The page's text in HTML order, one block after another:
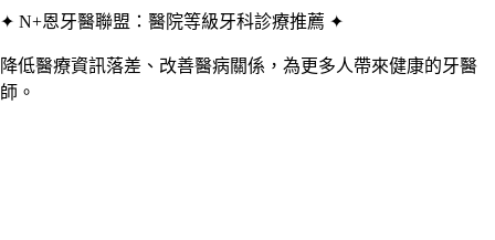
✦ N+恩牙醫聯盟：醫院等級牙科診療推薦 ✦
降低醫療資訊落差、改善醫病關係，為更多人帶來健康的牙醫
師。